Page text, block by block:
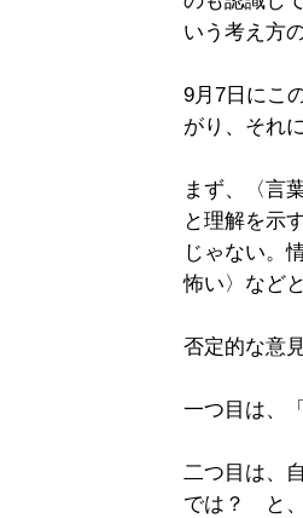
いう考え方
9月7日にこ
がり、それ
まず、〈言
と理解を示
じゃない。
怖い〉など
否定的な意
一つ目は、
二つ目は、
では？ と、